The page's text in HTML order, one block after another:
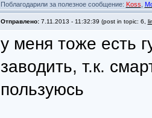
Поблагодарили за полезное сообщение: Koss
Отправлено: 7.11.2013 - 11:32:39 (post in topic: 6,
у меня тоже есть
заводить, т.к.
пользуюсь